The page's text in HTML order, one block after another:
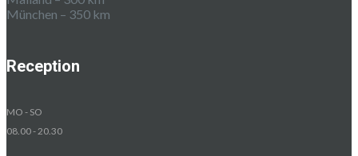
München – 350 km
Reception
MO - SO
08.00 - 20.30